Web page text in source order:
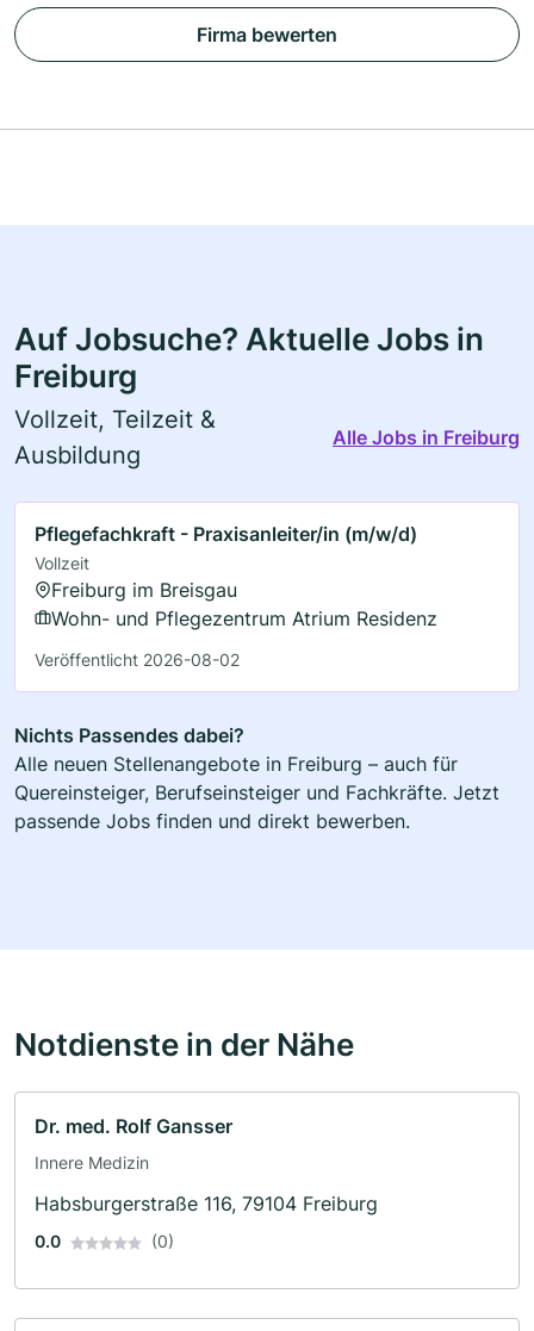
Firma bewerten
Auf Jobsuche? Aktuelle Jobs in
Freiburg
Vollzeit, Teilzeit &
Ausbildung
Alle Jobs in Freiburg
Pflegefachkraft - Praxisanleiter/in (m/w/d)
Vollzeit
Freiburg im Breisgau
Wohn- und Pflegezentrum Atrium Residenz
Veröffentlicht 2026-08-02
Nichts Passendes dabei?
Alle neuen Stellenangebote in Freiburg – auch für
Quereinsteiger, Berufseinsteiger und Fachkräfte. Jetzt
passende Jobs finden und direkt bewerben.
Notdienste in der Nähe
Dr. med. Rolf Gansser
Innere Medizin
Habsburgerstraße 116, 79104 Freiburg
0.0 (0)